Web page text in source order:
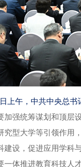
上午，中共中央总
统筹谋划和顶层设
究型大学等引领作用
建设，促进应用学科
推进教育科技人才